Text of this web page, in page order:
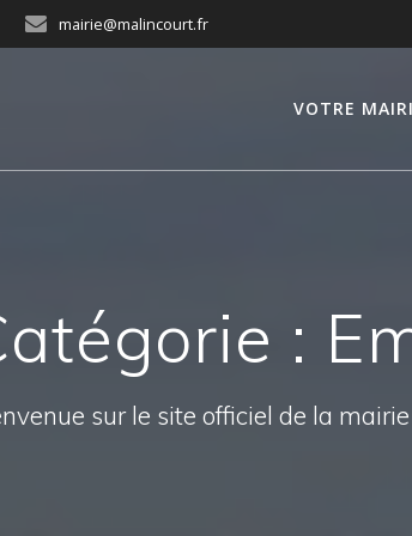
mairie@malincourt.fr
VOTRE
:
sur le site officiel de la